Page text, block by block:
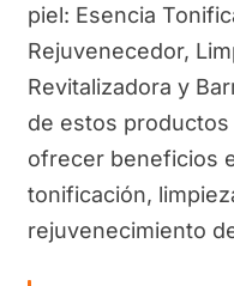
piel: Esencia
Rejuvenecedor,
Revitalizadora y
de estos
ofrecer beneficios
tonificación,
rejuvenecimiento